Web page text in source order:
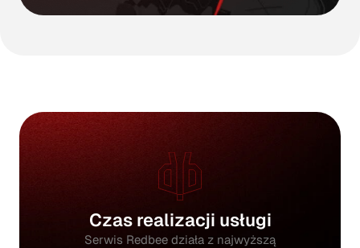
Czas realizacji usługi
Serwis Redbee działa z najwyższą